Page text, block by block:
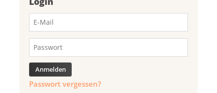
Passwort vergessen?